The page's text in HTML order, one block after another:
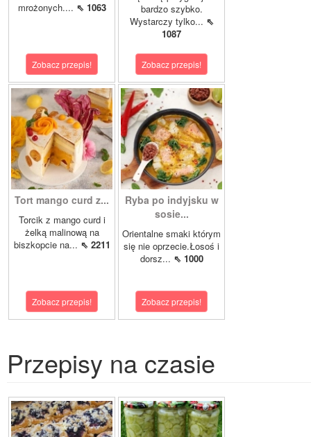
mrożonych.... ⇖ 1063
Zobacz przepis!
bardzo szybko.
Wystarczy tylko... ⇖
1087
Zobacz przepis!
Tort mango curd z...
Torcik z mango curd i
żelką malinową na
biszkopcie na... ⇖ 2211
Zobacz przepis!
Ryba po indyjsku w
sosie...
Orientalne smaki którym
się nie oprzecie.Łosoś i
dorsz... ⇖ 1000
Zobacz przepis!
Przepisy na czasie